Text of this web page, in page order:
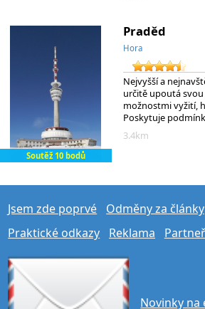
Soutěž 10 bodů
Praděd
Hora
Nejvyšší a
určitě upoutá
možnostmi vyžití,
Poskytuje
3.4km
Jsem zde poprvé
Odměny za články
Praktické odkazy
Reklama
Novinky na